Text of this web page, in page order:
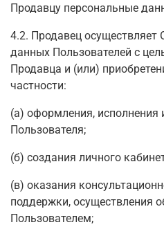
Продавцу персональные
4.2. Продавец осуществляет
данных Пользователей с
Продавца и (или)
частности:
(а) оформления, исполнения
Пользователя;
(б) создания личного
(в) оказания
поддержки, осуществления
Пользователем;